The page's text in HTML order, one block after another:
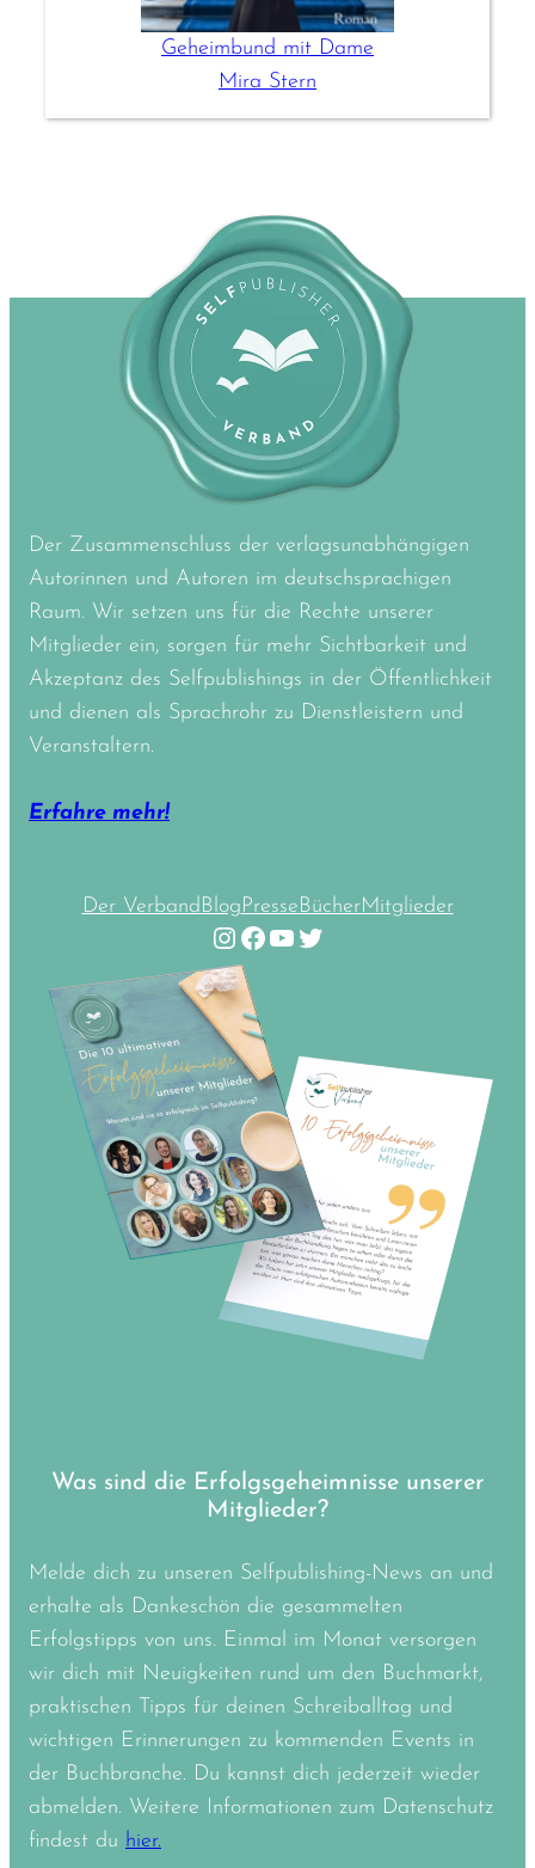
Geheimbund mit Dame
Mira Stern
Der Zusammenschluss der verlagsunabhängigen
Autorinnen und Autoren im deutschsprachigen
Raum. Wir setzen uns für die Rechte unserer
Mitglieder ein, sorgen für mehr Sichtbarkeit und
Akzeptanz des Selfpublishings in der Öffentlichkeit
und dienen als Sprachrohr zu Dienstleistern und
Veranstaltern.
Erfahre mehr!
Der VerbandBlogPresseBücherMitglieder
Instagram Facebook YouTube Twitter
Was sind die Erfolgsgeheimnisse unserer
Mitglieder?
Melde dich zu unseren Selfpublishing-News an und
erhalte als Dankeschön die gesammelten
Erfolgstipps von uns. Einmal im Monat versorgen
wir dich mit Neuigkeiten rund um den Buchmarkt,
praktischen Tipps für deinen Schreiballtag und
wichtigen Erinnerungen zu kommenden Events in
der Buchbranche. Du kannst dich jederzeit wieder
abmelden. Weitere Informationen zum Datenschutz
findest du hier.